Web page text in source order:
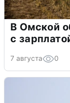
В Омской
с
7 августа 0